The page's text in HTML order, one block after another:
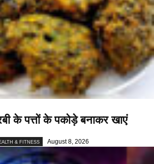
के पत्तों के पकोड़े बनाकर खाएं
& FITNESS August 8, 2026